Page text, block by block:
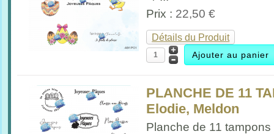
Prix : 22,50 €
Détails du Produit
PLANCHE DE 11
Elodie, Meldon
Planche de 11